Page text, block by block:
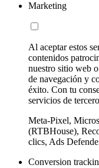
Marketing
Al aceptar estos
contenidos
nuestro sitio web
de navegación y
éxito. Con tu
servicios de
Meta-Pixel,
(RTBHouse),
clics, Ads
Conversion